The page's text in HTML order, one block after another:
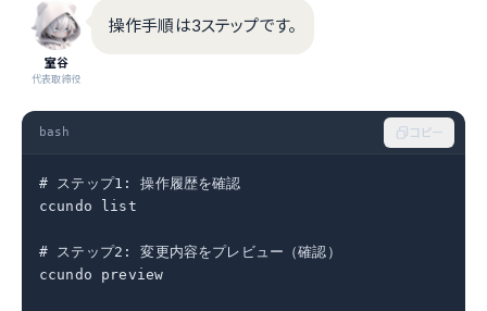
室谷
代表取締役
操作手順は3ステップです。
bash コピー
# ステップ1: 操作履歴を確認
ccundo list
# ステップ2: 変更内容をプレビュー（確認）
ccundo preview